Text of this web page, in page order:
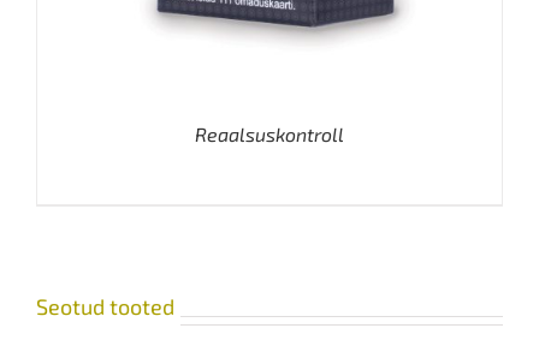
Reaalsuskontroll
Seotud tooted